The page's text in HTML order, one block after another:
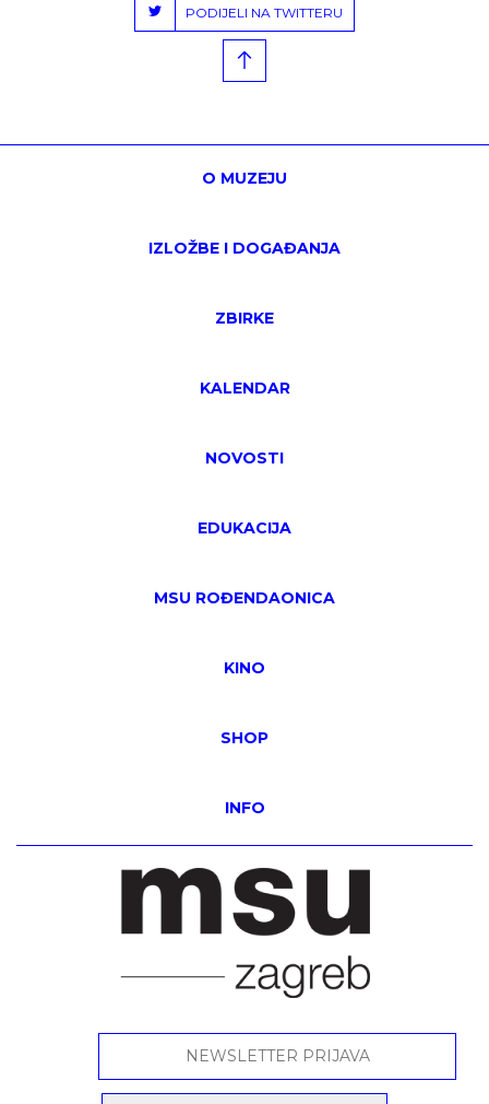
PODIJELI NA TWITTERU
O MUZEJU
IZLOŽBE I DOGAĐANJA
ZBIRKE
KALENDAR
NOVOSTI
EDUKACIJA
MSU ROĐENDAONICA
KINO
SHOP
INFO